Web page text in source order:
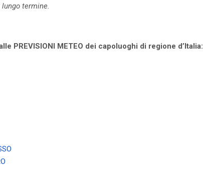
termine.
PREVISIONI METEO dei capoluoghi di regione d’Italia: